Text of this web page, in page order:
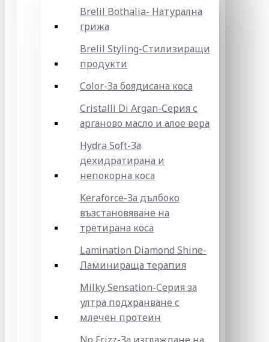
Brelil Bothalia- Натурална
грижа
Brelil Styling-Стилизиращи
продукти
Color-За боядисана коса
Cristalli Di Argan-Серия с
арганово масло и алое вера
Hydra Soft-За
дехидратирана и
непокорна коса
Keraforce-За дълбоко
възстановяване на
третирана коса
Lamination Diamond Shine-
Ламинираща терапия
Milky Sensation-Серия за
ултра подхранване с
млечен протеин